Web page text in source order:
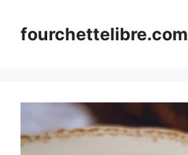
contentfourchettelibre.com